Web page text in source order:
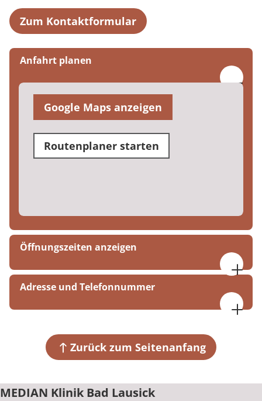
Zum Kontaktformular
Anfahrt planen
Google Maps anzeigen
Routenplaner starten
Öffnungszeiten anzeigen
Ganztägig geöffnet
Adresse und Telefonnummer
04651 Bad LausickZurück zum Seitenanfang
MEDIAN Klinik Bad Lausick